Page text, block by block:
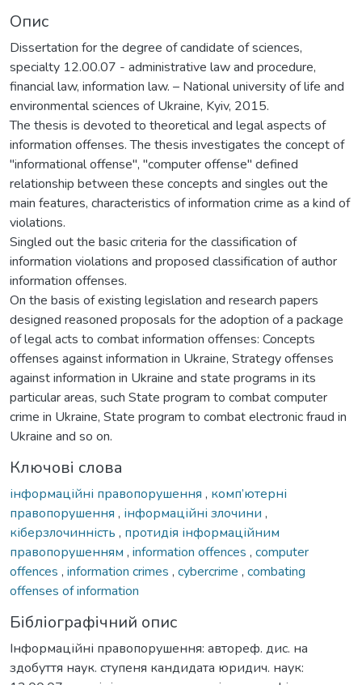
Опис
Dissertation for the degree of candidate of sciences,
specialty 12.00.07 - administrative law and procedure,
financial law, information law. – National university of life and
environmental sciences of Ukraine, Kyiv, 2015.
The thesis is devoted to theoretical and legal aspects of
information offenses. The thesis investigates the concept of
"informational offense", "computer offense" defined
relationship between these concepts and singles out the
main features, characteristics of information crime as a kind of
violations.
Singled out the basic criteria for the classification of
information violations and proposed classification of author
information offenses.
On the basis of existing legislation and research papers
designed reasoned proposals for the adoption of a package
of legal acts to combat information offenses: Concepts
offenses against information in Ukraine, Strategy offenses
against information in Ukraine and state programs in its
particular areas, such State program to combat computer
crime in Ukraine, State program to combat electronic fraud in
Ukraine and so on.
Ключові слова
інформаційні правопорушення , комп’ютерні
правопорушення , інформаційні злочини ,
кіберзлочинність , протидія інформаційним
правопорушенням , information offences , computer
offences , information crimes , cybercrime , combating
offenses of information
Бібліографічний опис
Інформаційні правопорушення: автореф. дис. на
здобуття наук. ступеня кандидата юридич. наук: